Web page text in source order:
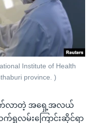
Institute of Health
province. )
ာက်လာတဲ့ အရှေ့အလယ်
ရှုလမ်းကြောင်းဆိုင်ရာ